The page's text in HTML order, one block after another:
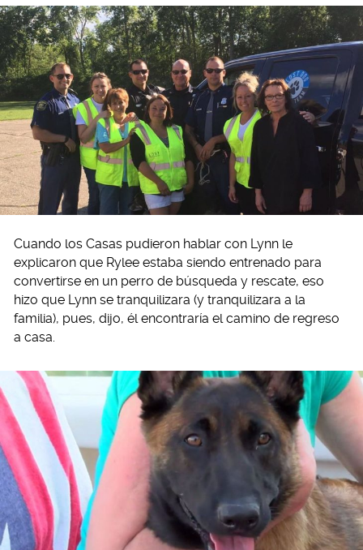
Cuando los Casas pudieron hablar con Lynn le
explicaron que Rylee estaba siendo entrenado para
convertirse en un perro de búsqueda y rescate, eso
hizo que Lynn se tranquilizara (y tranquilizara a la
familia), pues, dijo, él encontraría el camino de regreso
a casa.